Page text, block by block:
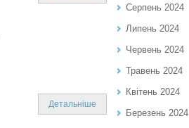
Детальніше
Серпень 2024
Липень 2024
Червень 2024
Травень 2024
Квітень 2024
Березень 2024